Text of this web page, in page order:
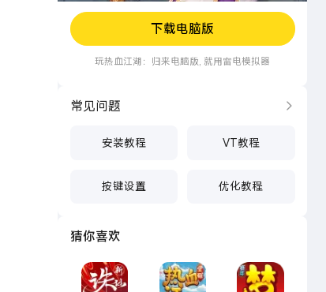
下载电脑版
玩热血江湖：归来电脑版, 就用雷电模拟器
常见问题 更多
安装教程 VT教程
按键设置 优化教程
猜你喜欢
诛仙
热血江湖：觉醒梦幻西游